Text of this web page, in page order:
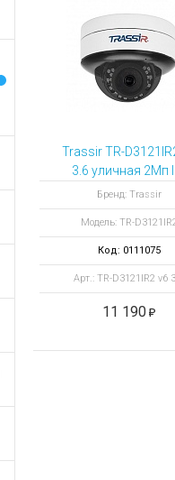
Trassir TR-
3.6 уличная 2Мп
камера 3.6 мм
Бренд: Trassir
Модель: TR-
Код: 0111075
Арт.: TR-D3121IR2 v6
11 190